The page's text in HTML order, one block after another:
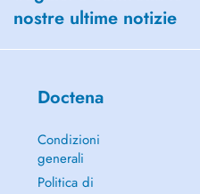
nostre ultime notizie
Doctena
Condizioni
generali
Politica di